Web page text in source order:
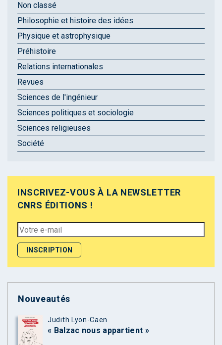
Non classé
Philosophie et histoire des idées
Physique et astrophysique
Préhistoire
Relations internationales
Revues
Sciences de l'ingénieur
Sciences politiques et sociologie
Sciences religieuses
Société
INSCRIVEZ-VOUS À LA NEWSLETTER
CNRS ÉDITIONS !
Nouveautés
Judith Lyon-Caen
« Balzac nous appartient »